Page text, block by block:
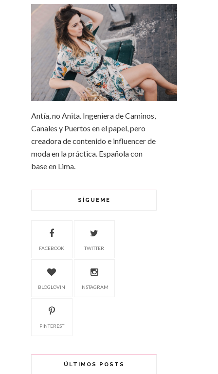
Antía, no Anita. Ingeniera de Caminos,
Canales y Puertos en el papel, pero
creadora de contenido e influencer de
moda en la práctica. Española con
base en Lima.
SÍGUEME
FACEBOOK TWITTER
BLOGLOVIN INSTAGRAM
PINTEREST
ÚLTIMOS POSTS